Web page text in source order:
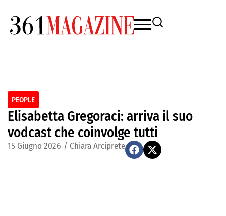
PEOPLE
Elisabetta Gregoraci: arriva il suo
vodcast che coinvolge tutti
15 Giugno 2026 / Chiara Arciprete